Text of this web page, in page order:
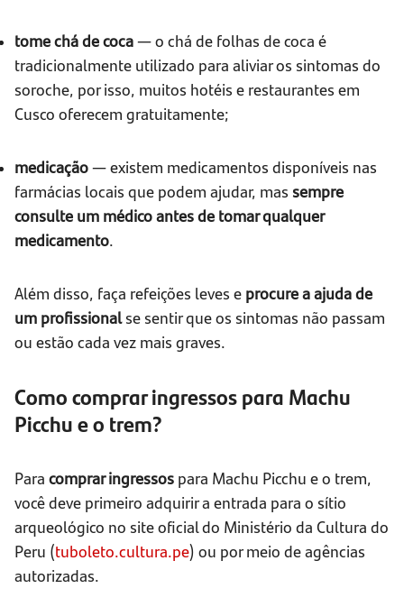
tome chá de coca— o chá de folhas de coca é
tradicionalmente utilizado para aliviar os sintomas do
soroche, por isso, muitos hotéis e restaurantes em
Cusco oferecem gratuitamente;
medicação— existem medicamentos disponíveis nas
farmácias locais que podem ajudar, mas sempre
consulte um médico antes de tomar qualquer
medicamento.
Além disso, faça refeições leves e procure a ajuda de
um profissionalse sentir que os sintomas não passam
ou estão cada vez mais graves.
Como comprar ingressos para Machu
Picchu e o trem?
Para comprar ingressos para Machu Picchu e o trem,
você deve primeiro adquirir a entrada para o sítio
arqueológico no site oficial do Ministério da Cultura do
Peru (tuboleto.cultura.pe) ou por meio de agências
autorizadas.